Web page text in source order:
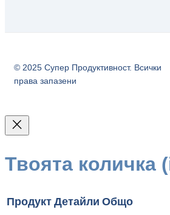
© 2025 Супер Продуктивност. Всички
права запазени
Твоята количка
Продукт Детайли Общо